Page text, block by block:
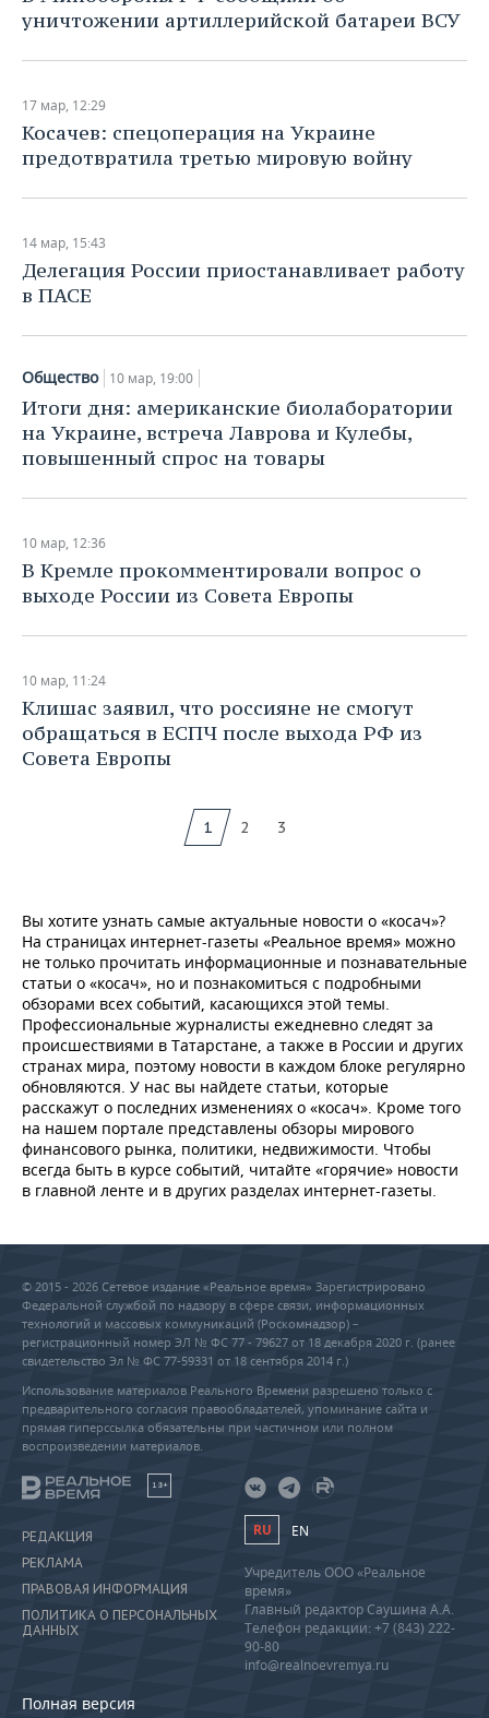
уничтожении артиллерийской батареи ВСУ
17 мар, 12:29
Косачев: спецоперация на Украине
предотвратила третью мировую войну
14 мар, 15:43
Делегация России приостанавливает работу
в ПАСЕ
Общество 10 мар, 19:00
Итоги дня: американские биолаборатории
на Украине, встреча Лаврова и Кулебы,
повышенный спрос на товары
10 мар, 12:36
В Кремле прокомментировали вопрос о
выходе России из Совета Европы
10 мар, 11:24
Клишас заявил, что россияне не смогут
обращаться в ЕСПЧ после выхода РФ из
Совета Европы
1 2 3
Вы хотите узнать самые актуальные новости о «косач»?
На страницах интернет-газеты «Реальное время» можно
не только прочитать информационные и познавательные
статьи о «косач», но и познакомиться с подробными
обзорами всех событий, касающихся этой темы.
Профессиональные журналисты ежедневно следят за
происшествиями в Татарстане, а также в России и других
странах мира, поэтому новости в каждом блоке регулярно
обновляются. У нас вы найдете статьи, которые
расскажут о последних изменениях о «косач». Кроме того
на нашем портале представлены обзоры мирового
финансового рынка, политики, недвижимости. Чтобы
всегда быть в курсе событий, читайте «горячие» новости
в главной ленте и в других разделах интернет-газеты.
© 2015 - 2026 Сетевое издание «Реальное время» Зарегистрировано
Федеральной службой по надзору в сфере связи, информационных
технологий и массовых коммуникаций (Роскомнадзор) –
регистрационный номер ЭЛ № ФС 77 - 79627 от 18 декабря 2020 г. (ранее
свидетельство Эл № ФС 77-59331 от 18 сентября 2014 г.)
Использование материалов Реального Времени разрешено только с
предварительного согласия правообладателей, упоминание сайта и
прямая гиперссылка обязательны при частичном или полном
воспроизведении материалов.
18+
РЕДАКЦИЯ
РЕКЛАМА
ПРАВОВАЯ ИНФОРМАЦИЯ
ПОЛИТИКА О ПЕРСОНАЛЬНЫХ
ДАННЫХ
Полная версия
RU EN
Учредитель ООО «Реальное
время»
Главный редактор Саушина А.А.
Телефон редакции: +7 (843) 222-
90-80
info@realnoevremya.ru